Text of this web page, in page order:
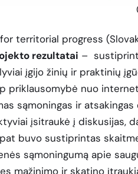
territorial progress
rezultatai –
įgijo žinių ir praktinių
priklausomybė nuo
sąmoningas ir
įsitraukė į
buvo sustiprintas
sąmoningumą apie
mažinimo ir skatino